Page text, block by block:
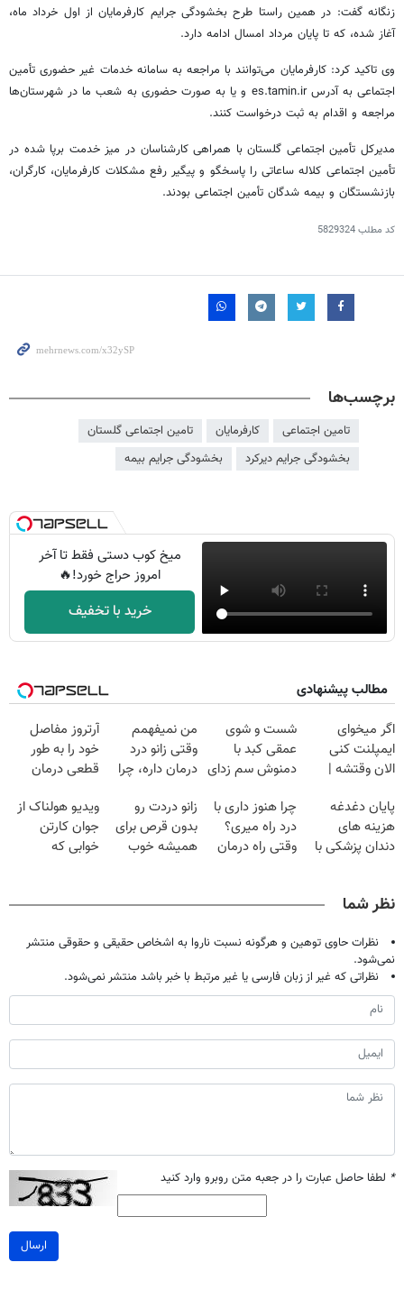
زنگانه گفت: در همین راستا طرح بخشودگی جرایم کارفرمایان از اول خرداد ماه،
آغاز شده، که تا پایان مرداد امسال ادامه دارد.
وی تاکید کرد: کارفرمایان می‌توانند با مراجعه به سامانه خدمات غیر حضوری تأمین
اجتماعی به آدرس es.tamin.ir و یا به صورت حضوری به شعب ما در شهرستان‌ها
مراجعه و اقدام به ثبت درخواست کنند.
مدیرکل تأمین اجتماعی گلستان با همراهی کارشناسان در میز خدمت برپا شده در
تأمین اجتماعی کلاله ساعاتی را پاسخگو و پیگیر رفع مشکلات کارفرمایان، کارگران،
بازنشستگان و بیمه شدگان تأمین اجتماعی بودند.
کد مطلب5829324
برچسب‌ها
تامین اجتماعی کارفرمایان
تامین اجتماعی گلستان
بخشودگی جرایم دیرکرد
بخشودگی جرایم بیمه
میخ کوب دستی فقط تا آخر
امروز حراج خورد!🔥
خرید با تخفیف
مطالب پیشنهادی
اگر میخوای
ایمپلنت کنی
الان وقتشه |
میلیون تومان!!!
شست و شوی
عمقی کبد با
دمنوش سم زدای
من نمیفهمم
وقتی زانو درد
درمان داره، چرا
تحمل میکنی؟❗
آرتروز مفاصل
خود را به طور
قطعی درمان
◗پرسش‌نامه◖
پایان دغدغه
هزینه های
دندان پزشکی با
چرا هنوز داری با
درد راه میری؟
وقتی راه درمان
زانو دردت رو
بدون قرص برای
همیشه خوب
ویدیو هولناک از
جوان کارتن
خوابی که
نظر شما
نظرات حاوی توهین و هرگونه نسبت ناروا به اشخاص حقیقی و حقوقی منتشر
نمی‌شود.
نظراتی که غیر از زبان فارسی یا غیر مرتبط با خبر باشد منتشر نمی‌شود.
* لطفا حاصل عبارت را در جعبه متن روبرو وارد کنید
ارسال